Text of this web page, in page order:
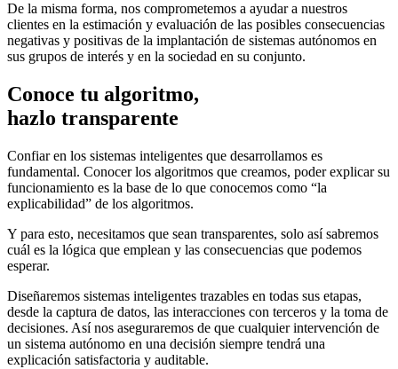
De la misma forma, nos comprometemos a ayudar a nuestros
clientes en la estimación y evaluación de las posibles consecuencias
negativas y positivas de la implantación de sistemas autónomos en
sus grupos de interés y en la sociedad en su conjunto.
Conoce tu algoritmo,
hazlo transparente
Confiar en los sistemas inteligentes que desarrollamos es
fundamental. Conocer los algoritmos que creamos, poder explicar su
funcionamiento es la base de lo que conocemos como “la
explicabilidad” de los algoritmos.
Y para esto, necesitamos que sean transparentes, solo así sabremos
cuál es la lógica que emplean y las consecuencias que podemos
esperar.
Diseñaremos sistemas inteligentes trazables en todas sus etapas,
desde la captura de datos, las interacciones con terceros y la toma de
decisiones. Así nos aseguraremos de que cualquier intervención de
un sistema autónomo en una decisión siempre tendrá una
explicación satisfactoria y auditable.